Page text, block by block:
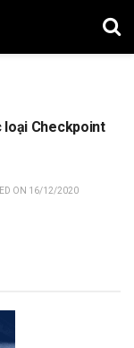
loại Checkpoint
ON 16/12/2020